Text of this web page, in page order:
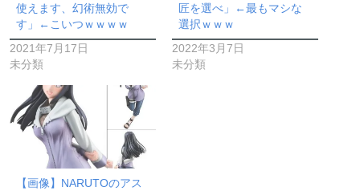
使えます、幻術無効で
す」←こいつｗｗｗｗ
2021年7月17日
未分類
匠を選べ」←最もマシな
選択ｗｗｗ
2022年3月7日
未分類
【画像】NARUTOのアス